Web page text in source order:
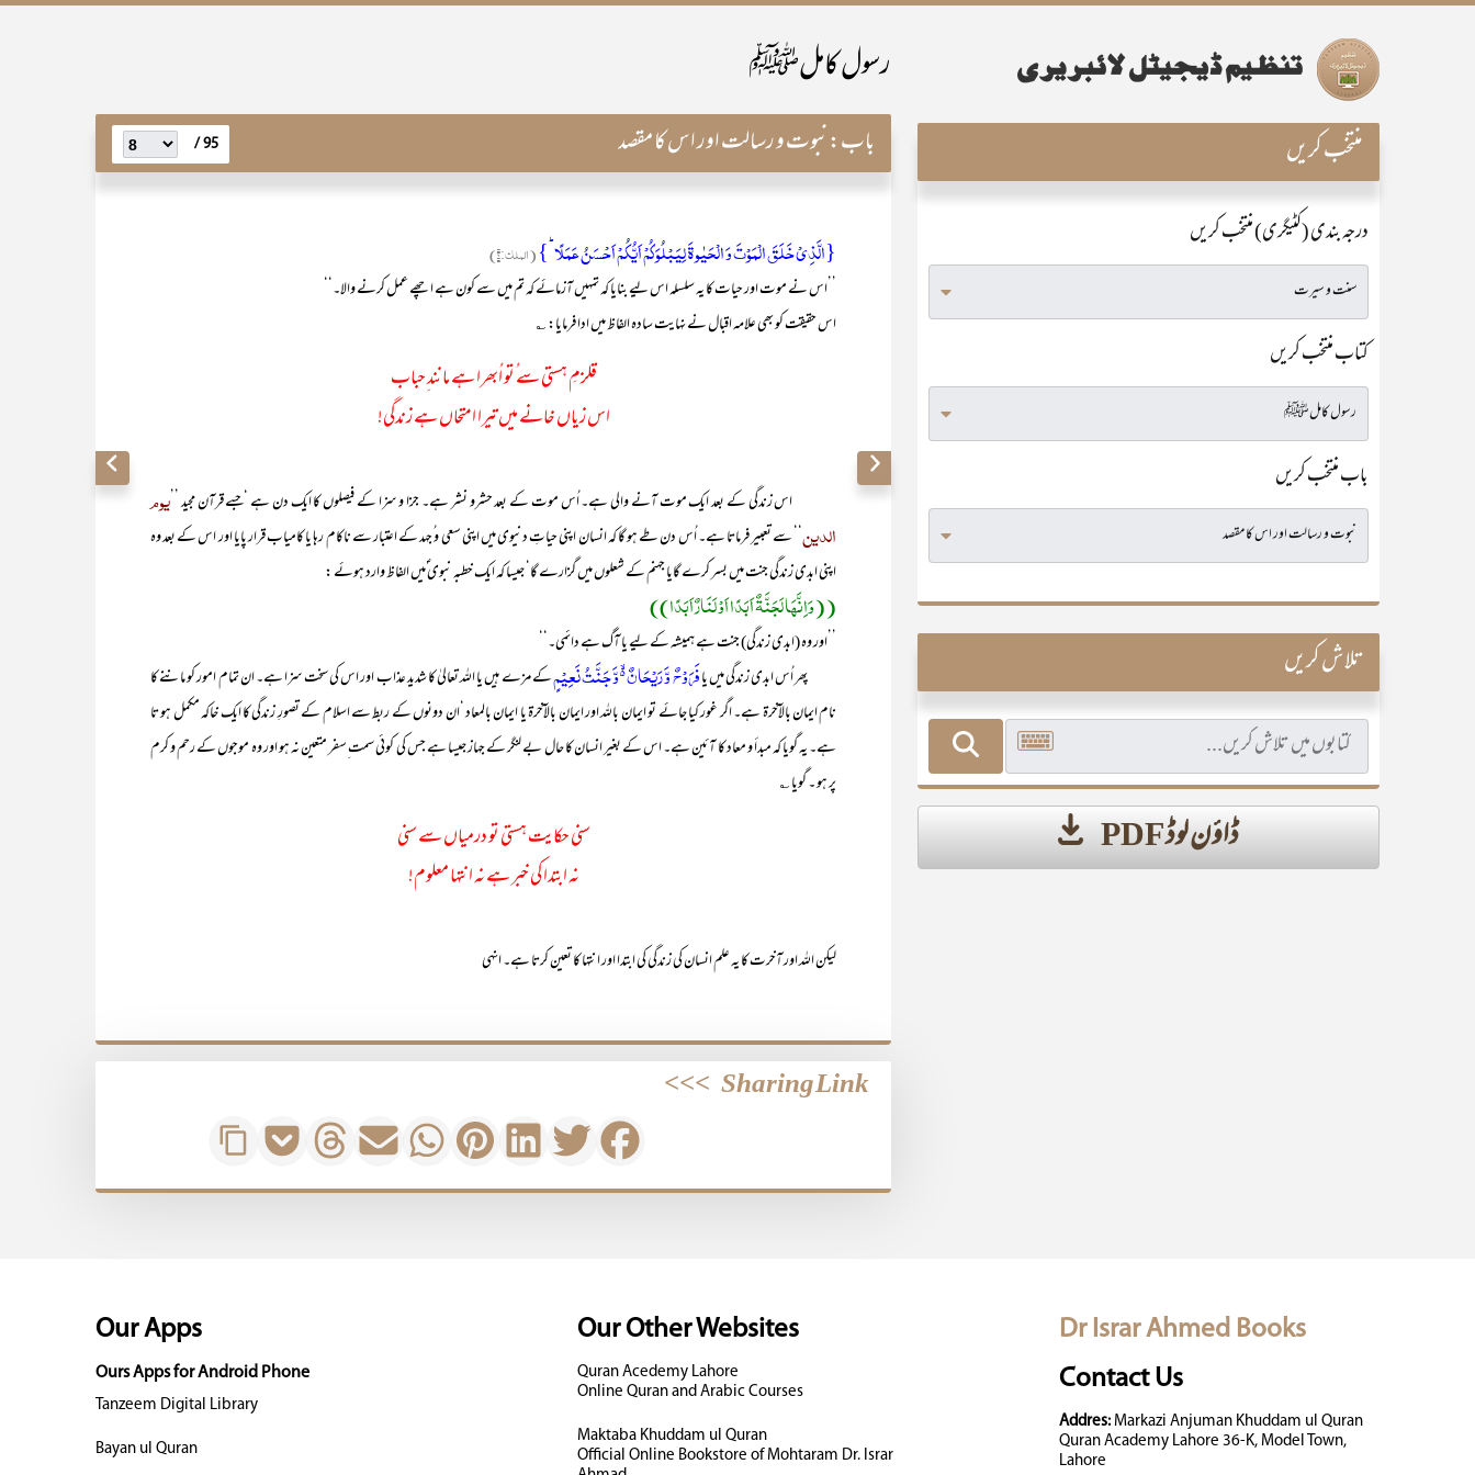
رسول کاملﷺ
باب:نبوت و رسالت اور اس کا مقصد 95 /
{الَّذِیۡ خَلَقَ الۡمَوۡتَ وَ الۡحَیٰوۃَ لِیَبۡلُوَکُمۡ اَیُّکُمۡ اَحۡسَنُ عَمَلًا ؕ}(الملک:۲)
’’اس نے موت اور حیات کا یہ سلسلہ اس لیے بنایا کہ تمہیں آزمائے کہ تم میں سے کون ہے اچھے عمل کرنے والا۔‘‘
اس حقیقت کو بھی علامہ اقبال نے نہایت سادہ الفاظ میں ادا فرمایا: ؎
قلزمِ ہستی سے ُتو اُبھرا ہے مانند ِحباب
اس زیاں خانے میں تیرا امتحاں ہے زندگی!
اس زندگی کے بعد ایک موت آنے والی ہے۔ اُس موت کے بعد حشرو نشر ہے۔ جزا و سزا کے فیصلوں کا ایک دن ہے ‘جسے قرآن مجید ’’ یوم
الدین‘‘ سے تعبیر فرماتا ہے۔ اُس دن طے ہو گا کہ انسان اپنی حیاتِ دنیوی میں اپنی سعی و ُجہد کے اعتبار سے ناکام رہا یا کامیاب قرار پایا اور اس کے بعد وہ
اپنی ابدی زندگی جنت میں بسر کرے گایا جہنم کے شعلوں میں گزارے گا‘ جیسا کہ ایک خطبہ نبوی ؐمیں الفاظ وارد ہوئے :
((وَاِنَّھَا لَجَنَّۃٌ اَبَدًا اَوْ لَنَارٌ اَبَدًا))
’’اور وہ (ابدی زندگی) جنت ہے ہمیشہ کے لیے یا آگ ہے دائمی۔‘‘
پھر اُس ابدی زندگی میں یافَرَوۡحٌ وَّ رَیۡحَانٌ ۬ۙ وَّ جَنَّتُ نَعِیۡمٍکے مزے ہیں یا اللہ تعالیٰ کا شدید عذاب اور اس کی سخت سزا ہے۔ ان تمام امور کو ماننے کا
نام ایمان بالآخرۃ ہے۔ اگر غور کیا جائے تو ایمان باللہ اور ایمان بالآخرۃ یا ایمان بالمعاد ‘ان دونوں کے ربط سے اسلام کے تصورِ زندگی کا ایک خاکہ مکمل ہو تا
ہے۔ یہ گویا کہ مبدأ و معاد کا آئین ہے۔ اس کے بغیر انسان کا حال بے لنگر کے جہاز جیسا ہے جس کی کوئی سمت ِسفر متعین نہ ہو اور وہ موجوں کے رحم و کرم
پر ہو ۔ گویا ؎
سنی حکایت ہستی تو درمیاں سے سنی
نہ ابتدا کی خبر ہے نہ انتہا معلوم!
لیکن اللہ اور آخرت کا یہ علم انسان کی زندگی کی ابتدا اور انتہا کا تعین کرتا ہے۔ انہی
Sharing Link
>>>
منتخب کریں
درجہ بندی (کٹیگری) منتخب کریں
کتاب منتخب کریں
باب منتخب کریں
تلاش کریں
ڈاؤن لوڈ PDF
Dr Israr Ahmed Books
Contact Us
Addres:Markazi Anjuman Khuddam ul Quran
Quran Academy Lahore 36-K, Model Town,
Lahore
Our Other Websites
Quran Acedemy Lahore
Online Quran and Arabic Courses
Maktaba Khuddam ul Quran
Official Online Bookstore of Mohtaram Dr. Israr
Our Apps
Ours Apps for Android Phone
Tanzeem Digital Library
Bayan ul Quran